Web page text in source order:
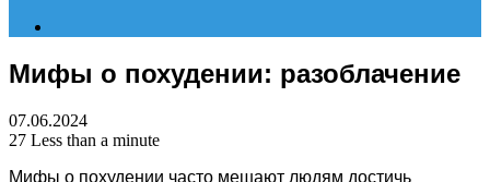
Мифы о похудении: разоблачение
07.06.2024
27 Less than a minute
Мифы о похудении часто мешают людям достичь